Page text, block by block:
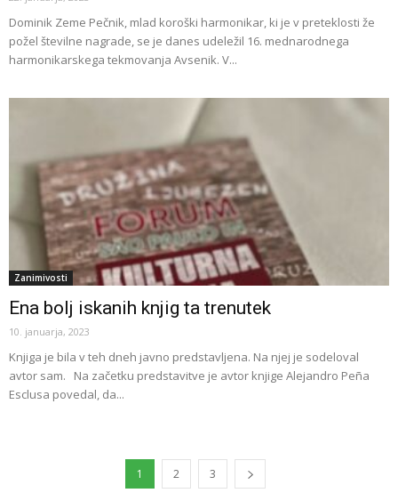
Dominik Zeme Pečnik, mlad koroški harmonikar, ki je v preteklosti že
požel številne nagrade, se je danes udeležil 16. mednarodnega
harmonikarskega tekmovanja Avsenik. V...
Zanimivosti
Ena bolj iskanih knjig ta trenutek
10. januarja, 2023
Knjiga je bila v teh dneh javno predstavljena. Na njej je sodeloval
avtor sam. Na začetku predstavitve je avtor knjige Alejandro Peña
Esclusa povedal, da...
1 2 3